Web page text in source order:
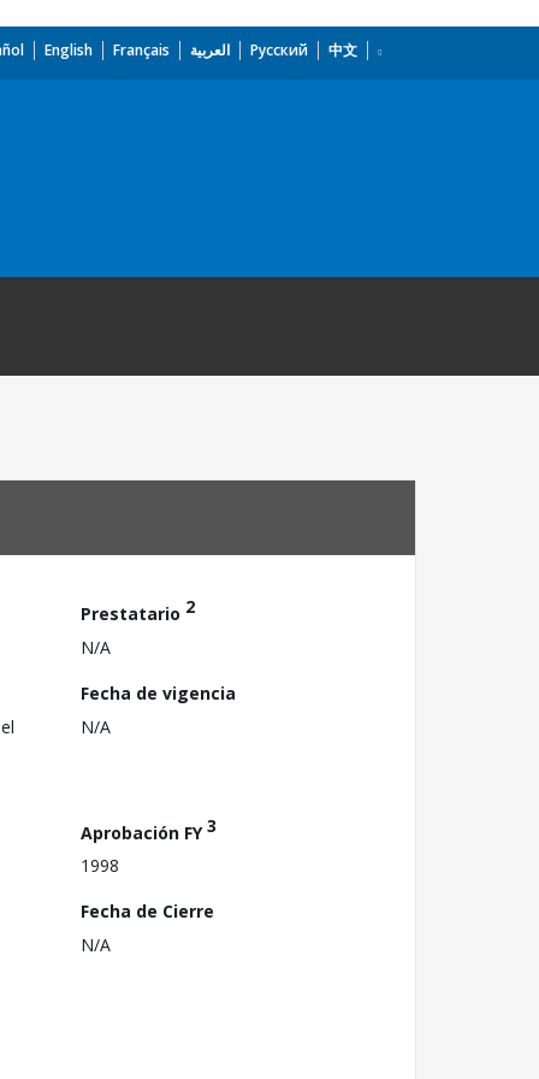
English Français العربية Русский 中文
Prestatario 2
N/A
Fecha de vigencia
N/A
Aprobación FY3
1998
Fecha de Cierre
N/A